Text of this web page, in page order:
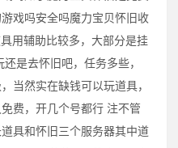
戏吗安全吗魔力宝贝怀旧收
用辅助比较多，大部分是挂
是去怀旧吧，任务多些，
当然实在缺钱可以玩道具，
费，开几个号都行 注不管
具和怀旧三个服务器其中道